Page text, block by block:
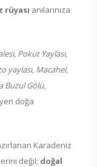
rüyası anılarınıza
Pokut Yaylası,
yaylası, Macahel,
Buzul Gölü,
doğa
Karadeniz
değil; doğal